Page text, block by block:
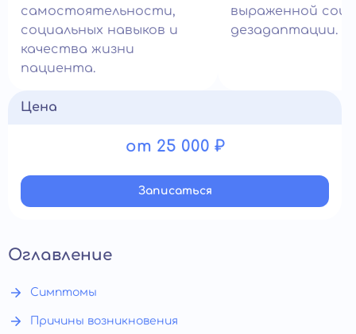
самостоятельности,
социальных навыков и
качества жизни
пациента.
выраженной
дезадаптации.
Цена
от 25 000 ₽
Записатьcя
Оглавление
Симптомы
Причины возникновения